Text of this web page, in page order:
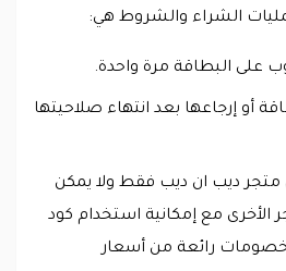
الشراء والشروط هي:
على البطاقة مرة واحدة.
أو إرجاعها بعد انتهاء صلاحيتها
ديب ان ديب فقط ولا يمكن
الأخرى مع إمكانية استخدام كود
رائعة من أسعار